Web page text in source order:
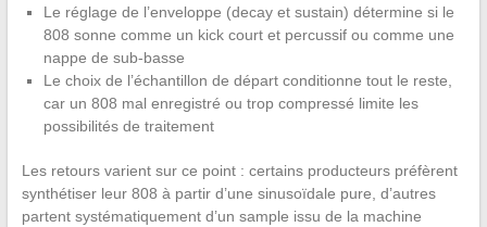
Le réglage de l’enveloppe (decay et sustain) détermine si le
808 sonne comme un kick court et percussif ou comme une
nappe de sub-basse
Le choix de l’échantillon de départ conditionne tout le reste,
car un 808 mal enregistré ou trop compressé limite les
possibilités de traitement
Les retours varient sur ce point : certains producteurs préfèrent
synthétiser leur 808 à partir d’une sinusoïdale pure, d’autres
partent systématiquement d’un sample issu de la machine